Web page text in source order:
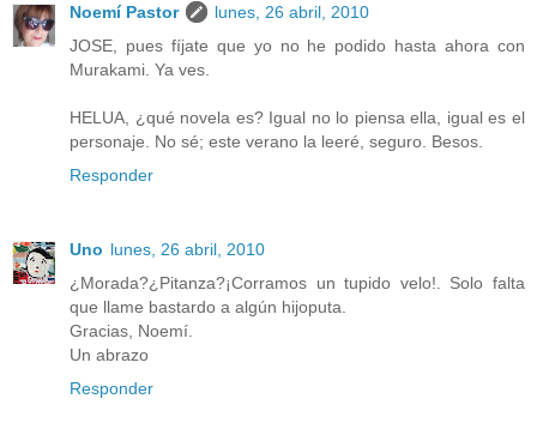
Noemí Pastor
lunes, 26 abril, 2010
JOSE, pues fíjate que yo no he podido hasta ahora con
Murakami. Ya ves.
HELUA, ¿qué novela es? Igual no lo piensa ella, igual es el
personaje. No sé; este verano la leeré, seguro. Besos.
Responder
Uno lunes, 26 abril, 2010
¿Morada?¿Pitanza?¡Corramos un tupido velo!. Solo falta
que llame bastardo a algún hijoputa.
Gracias, Noemí.
Un abrazo
Responder